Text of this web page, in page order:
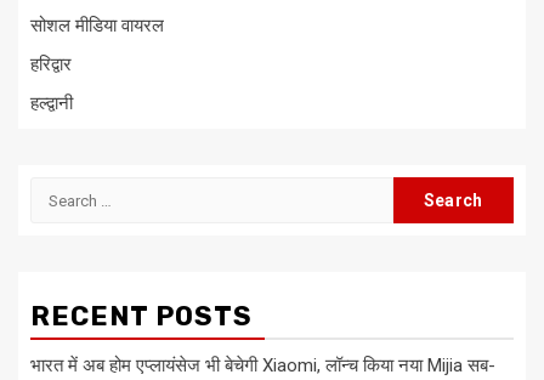
सोशल मीडिया वायरल
हरिद्वार
हल्द्वानी
Search
RECENT POSTS
भारत में अब होम एप्लायंसेज भी बेचेगी Xiaomi, लॉन्च किया नया Mijia सब-